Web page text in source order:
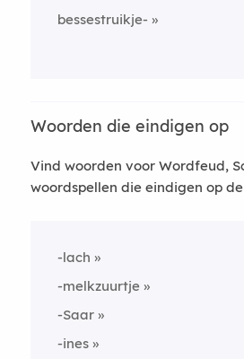
bessestruikje-
Woorden die eindigen op
Vind woorden voor Wordfeud,
woordspellen die eindigen op
-lach
-melkzuurtje
-Saar
-ines